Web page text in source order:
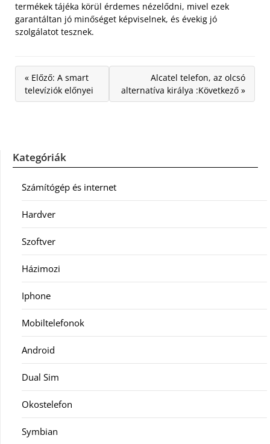
termékek tájéka körül érdemes nézelődni, mivel ezek
garantáltan jó minőséget képviselnek, és évekig jó
szolgálatot tesznek.
« Előző: A smart
televíziók előnyei
Alcatel telefon, az olcsó
alternatíva királya :Következő »
Kategóriák
Számítógép és internet
Hardver
Szoftver
Házimozi
Iphone
Mobiltelefonok
Android
Dual Sim
Okostelefon
Symbian